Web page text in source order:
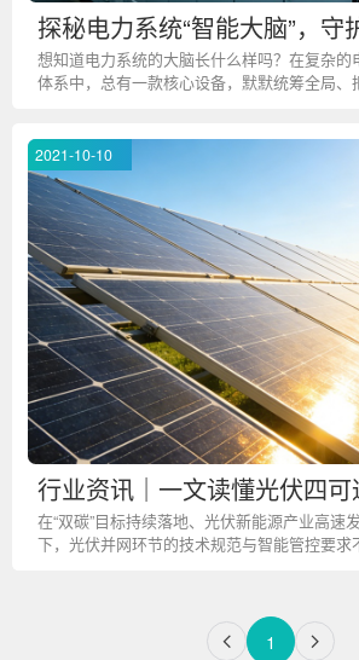
探秘电力系统“智能大脑”，守
网安全的硬核管家上线
想知道电力系统的大脑长什么样吗？在复杂的
体系中，总有一款核心设备，默默统筹全局、
枢”。作为微机综合保护测控装置专业生产厂家
电力深耕智能配电系统自动化领域多年，集研
产、销售于一体，
2021-10-10
行业资讯｜一文读懂光伏四可
箱，揭秘其爆红光伏行业的核
辑
在“双碳”目标持续落地、光伏新能源产业高速
下，光伏并网环节的技术规范与智能管控要求
模化光伏项目的必备硬件，更是光伏项目合规
利过审、稳定运维的核心关键。不少行业从业
1